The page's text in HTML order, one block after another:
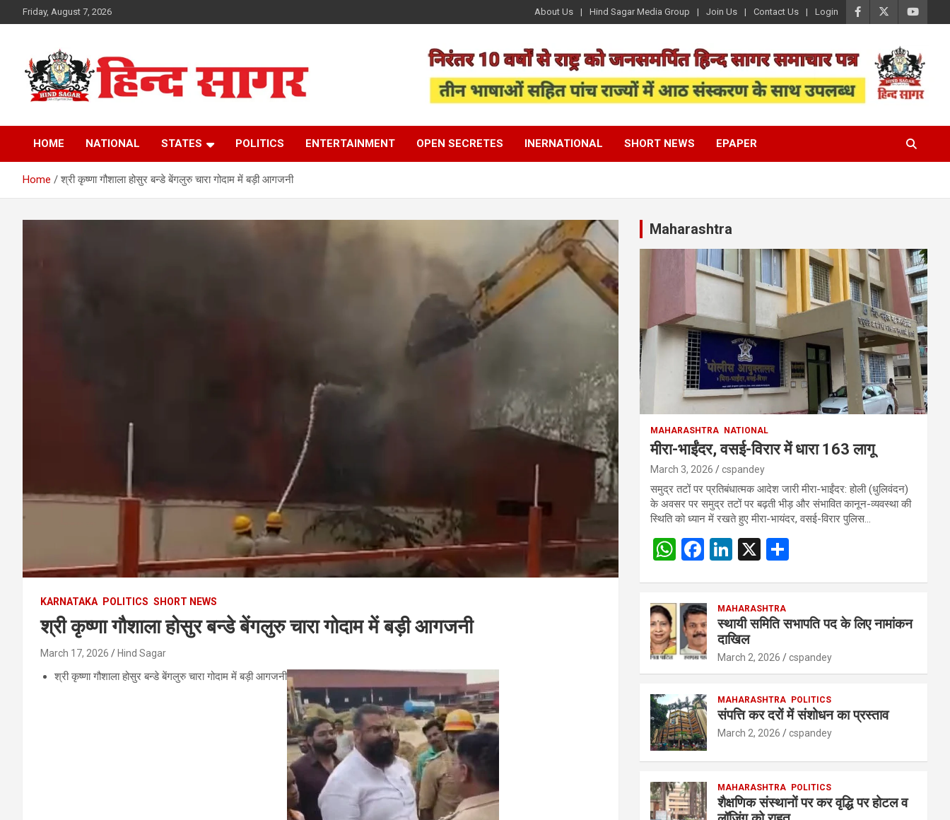
to
Friday, August 7, 2026 About Us Hind Sagar Media Group Join Us Contact Us Login
Hind Sagar
HOME NATIONAL STATES POLITICS ENTERTAINMENT OPEN SECRETES INERNATIONAL SHORT NEWS EPAPER
Home श्री कृष्णा गौशाला होसुर बन्डे बेंगलुरु चारा गोदाम में बड़ी आगजनी
KARNATAKA POLITICS SHORT NEWS
श्री कृष्णा गौशाला होसुर बन्डे बेंगलुरु चारा गोदाम में बड़ी आगजनी
March 17, 2026 Hind Sagar
श्री कृष्णा गौशाला होसुर बन्डे बेंगलुरु चारा गोदाम में बड़ी आगजनी
Maharashtra
MAHARASHTRA NATIONAL
मीरा-भाईंदर, वसई-विरार में धारा 163 लागू
March 3, 2026 cspandey
समुद्र तटों पर प्रतिबंधात्मक आदेश जारी मीरा-भाईंदर: होली (धुलिवंदन)
के अवसर पर समुद्र तटों पर बढ़ती भीड़ और संभावित कानून-व्यवस्था की
स्थिति को ध्यान में रखते हुए मीरा-भायंदर, वसई-विरार पुलिस…
W
s
A
p
F
b
o
o
Li
dI
n
X
e
MAHARASHTRA
स्थायी समिति सभापति पद के लिए नामांकन
दाखिल
March 2, 2026 cspandey
MAHARASHTRA POLITICS
संपत्ति कर दरों में संशोधन का प्रस्ताव
March 2, 2026 cspandey
MAHARASHTRA POLITICS
शैक्षणिक संस्थानों पर कर वृद्धि पर होटल व